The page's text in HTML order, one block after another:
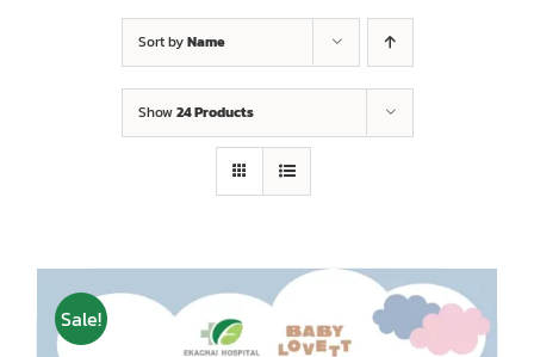
Sort byName
Show24 Products
Sale!